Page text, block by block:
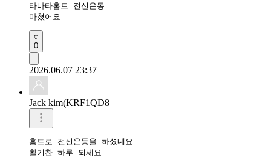
타바타홈트 전신운동
마쳤어요
0
2026.06.07 23:37
Jack kim(KRF1QD8
홈트로 전신운동을 하셨네요
활기찬 하루 되세요